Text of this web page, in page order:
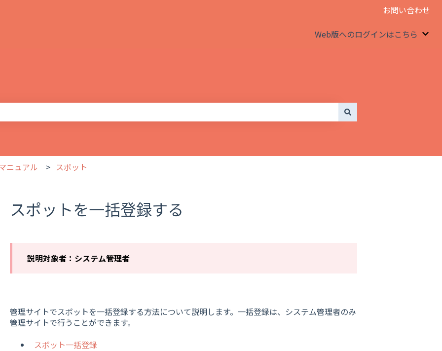
お問い合わせ
Web版へのログインはこちら
ニュアル スポット
スポットを一括登録する
説明対象者：システム管理者
管理サイトでスポットを一括登録する方法について説明します。一括登録は、システム管理者のみ
管理サイトで行うことができます。
スポット一括登録